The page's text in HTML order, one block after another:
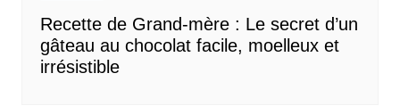
Recette de Grand-mère : Le secret d’un
gâteau au chocolat facile, moelleux et
irrésistible